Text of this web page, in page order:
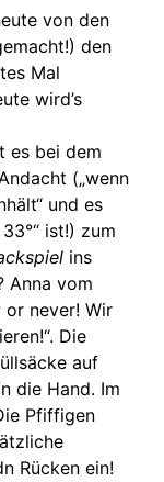
von den
den
Mal
wird’s
es bei dem
(„wenn
und es
ist!) zum
ins
Anna vom
or never! Wir
Die
auf
die Hand. Im
Pfiffigen
Rücken ein!